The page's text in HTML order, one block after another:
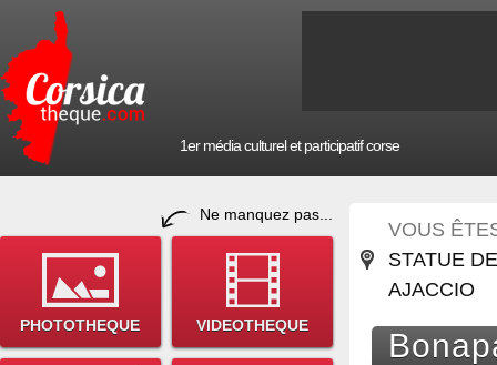
1er média culturel et participatif corse
Ne manquez pas...
PHOTOTHEQUE VIDEOTHEQUE
VOUS
STATUE
AJACCIO